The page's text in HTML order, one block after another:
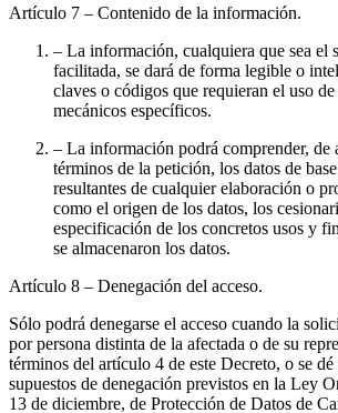
Artículo 7 – Contenido de la información.
– La información, cualquiera que sea el
facilitada, se dará de forma legible o
claves o códigos que requieran el uso
mecánicos específicos.
– La información podrá comprender, de
términos de la petición, los datos de
resultantes de cualquier elaboración o
como el origen de los datos, los
especificación de los concretos usos y
se almacenaron los datos.
Artículo 8 – Denegación del acceso.
Sólo podrá denegarse el acceso cuando la
por persona distinta de la afectada o de su
términos del artículo 4 de este Decreto, o se
supuestos de denegación previstos en la Ley
13 de diciembre, de Protección de Datos de